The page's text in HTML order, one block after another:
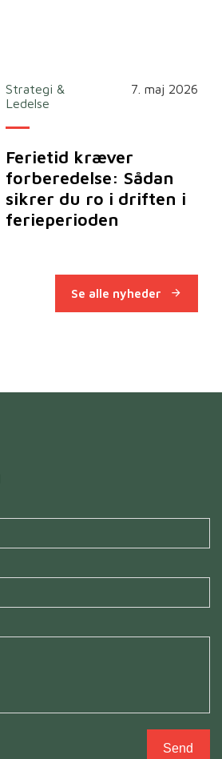
Strategi &
Ledelse
7. maj 2026
Ferietid kræver
forberedelse: Sådan
sikrer du ro i driften i
ferieperioden
Se alle nyheder